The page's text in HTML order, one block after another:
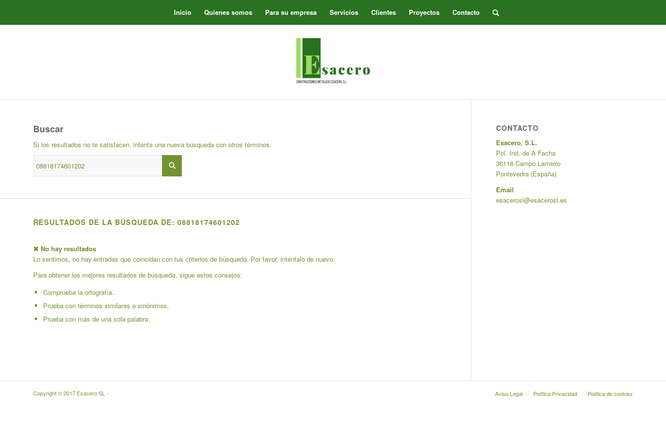
Inicio Quienes somos Para su empresa Servicios Clientes Proyectos Contacto
Buscar
Si los resultados no te satisfacen, intenta una nueva búsqueda con otros términos.
RESULTADOS DE LA BÚSQUEDA DE: 08818174601202
✖ No hay resultados
Lo sentimos, no hay entradas que coincidan con tus criterios de búsqueda. Por favor, inténtalo de nuevo.
Para obtener los mejores resultados de búsqueda, sigue estos consejos:
Comprueba la ortografía.
Prueba con términos similares o sinónimos.
Prueba con más de una sola palabra.
CONTACTO
Esacero, S.L.
Pol. Ind. de A Facha
36118 Campo Lameiro
Pontevedra (España)
Email
esacerosl@esacerosl.es
Copyright © 2017 Esacero SL - Aviso Legal Política Privacidad Política de cookies